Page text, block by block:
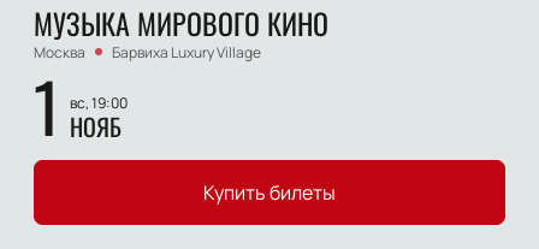
МУЗЫКА МИРОВОГО КИНО
Москва Барвиха Luxury Village
1 вс, 19:00
НОЯБ
Купить билеты